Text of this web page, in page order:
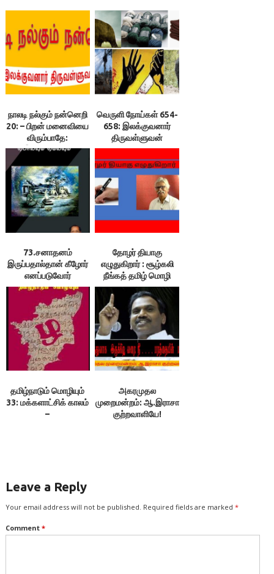
நாலடி நல்கும் நன்னெறி
20: – பிறன் மனைவியை
விரும்பாதே:
இலக்குவனார்
திருவள்ளுவன்
வெருளி நோய்கள் 654-
658: இலக்குவனார்
திருவள்ளுவன்
73.சனாதனம்
இருப்பதால்தான் கீழோர்
எனப்படுவோர்
உயர்பதவிகளில்
அமர்கின்றனரா? + 74.
காலில் பிறந்தவன்
சூத்திரன் என்பது
எங்ஙனம் இழிவு
படுத்துவதாகும்
என்கிறார்களே! + 75.
திமுக, சனாதன ஒழிப்பு
உள்ளது” – எடப்பாடி
பழனிசாமி – பொய்யும்
மெய்யும்: இலக்குவனார்
தோழர் தியாகு
எழுதுகிறார் : சூழ்கலி
நீங்கத் தமிழ் மொழி
ஓங்க….
தமிழ்நாடும் மொழியும்
33: மக்களாட்சிக் காலம்
–
அகரமுதல
முறைமன்றம்: ஆ.இராசா
குற்றவாளியே!
Leave a Reply
Your email address will not be published. Required fields are marked *
Comment *